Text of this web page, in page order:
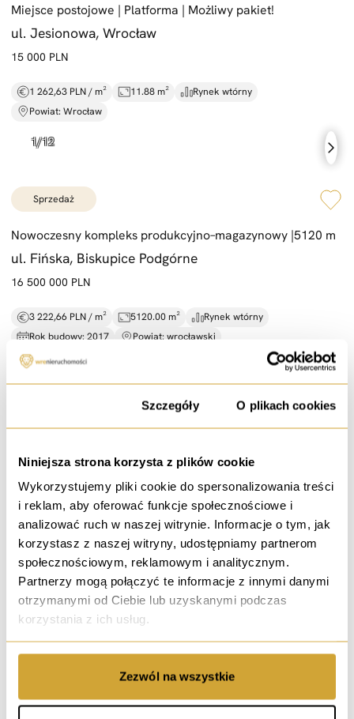
Szczegóły O plikach cookies
Niniejsza strona korzysta z plików cookie
Wykorzystujemy pliki cookie do spersonalizowania treści
i reklam, aby oferować funkcje społecznościowe i
analizować ruch w naszej witrynie. Informacje o tym, jak
korzystasz z naszej witryny, udostępniamy partnerom
społecznościowym, reklamowym i analitycznym.
Partnerzy mogą połączyć te informacje z innymi danymi
otrzymanymi od Ciebie lub uzyskanymi podczas
korzystania z ich usług.
Zezwól na wszystkie
Miejsce postojowe | Platforma | Możliwy pakiet!
ul. Jesionowa, Wrocław
15 000 PLN
1 262,63 PLN / m² 11.88 m²
Rynek wtórny
Powiat: Wrocław
sprzedaż
Nowoczesny kompleks produkcyjno–magazynowy |5120 m
ul. Fińska, Biskupice Podgórne
16 500 000 PLN
3 222,66 PLN / m² 5120.00 m²
Rynek wtórny
Rok budowy: 2017
Powiat: wrocławski
Basen |Sauna |Bilard |23 min do centrum
Zacharzyce
5 990 000 PLN
12 479,17 PLN / m² 480.00 m² 6 pokoi
Rynek wtórny
Rok budowy: 2011
dowolna działaność
ul. Małopanewska, Wrocław